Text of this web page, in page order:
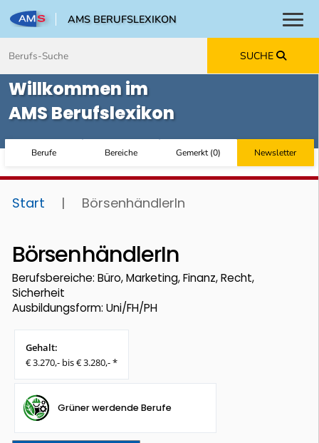
AMS BERUFSLEXIKON
SUCHE
Willkommen im
AMS Berufslexikon
Berufe Bereiche Gemerkt(0) Newsletter
Start | BörsenhändlerIn
BörsenhändlerIn
Berufsbereiche: Büro, Marketing, Finanz, Recht,
Sicherheit
Ausbildungsform: Uni/FH/PH
Gehalt:
€ 3.270,- bis € 3.280,- *
Grüner werdende Berufe